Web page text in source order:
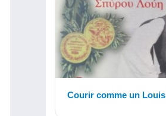
Courir comme un Louis